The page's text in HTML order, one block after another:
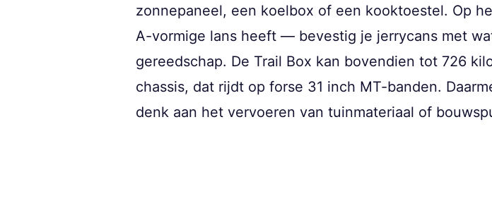
zonnepaneel, een koelbox of een kooktoestel. Op
A-vormige lans heeft — bevestig je jerrycans met
gereedschap. De Trail Box kan bovendien tot 726
chassis, dat rijdt op forse 31 inch MT-banden.
denk aan het vervoeren van tuinmateriaal of